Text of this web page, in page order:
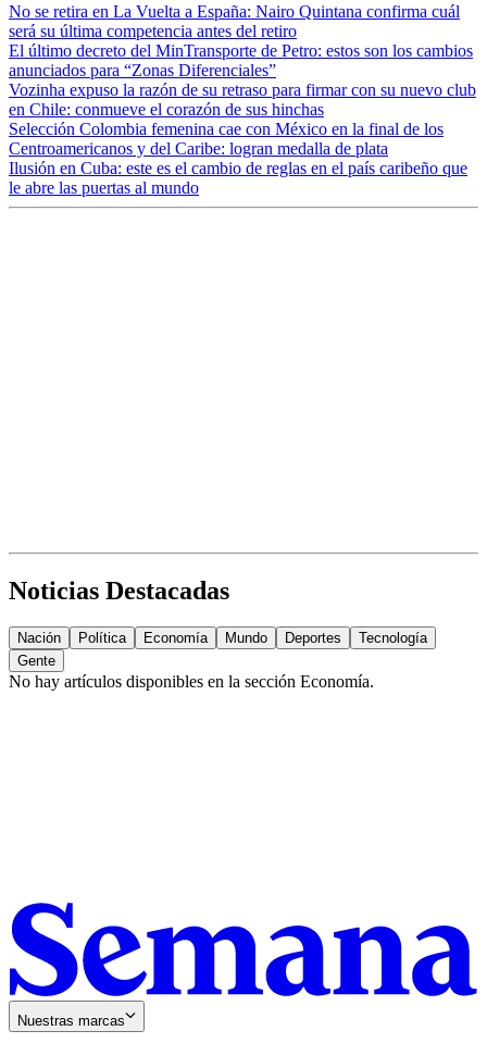
No se retira en La Vuelta a España: Nairo Quintana confirma cuál
será su última competencia antes del retiro
El último decreto del MinTransporte de Petro: estos son los cambios
anunciados para “Zonas Diferenciales”
Vozinha expuso la razón de su retraso para firmar con su nuevo club
en Chile: conmueve el corazón de sus hinchas
Selección Colombia femenina cae con México en la final de los
Centroamericanos y del Caribe: logran medalla de plata
Ilusión en Cuba: este es el cambio de reglas en el país caribeño que
le abre las puertas al mundo
Noticias Destacadas
Nación Política Economía Mundo Deportes
Tecnología
Gente
No hay artículos disponibles en la sección Economía.
Nuestras marcas